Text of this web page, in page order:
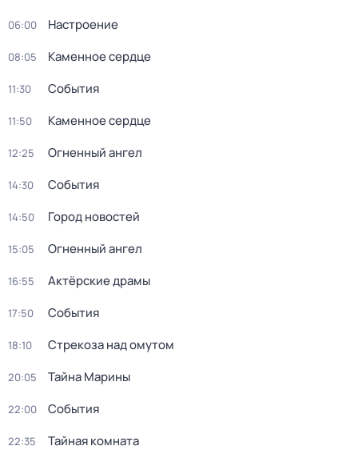
06:00 Настроение
08:05 Каменное сердце
11:30 События
11:50 Каменное сердце
12:25 Огненный ангел
14:30 События
14:50 Город новостей
15:05 Огненный ангел
16:55 Актёрские драмы
17:50 События
18:10 Стрекоза над омутом
20:05 Тайна Марины
22:00 События
22:35 Тайная комната